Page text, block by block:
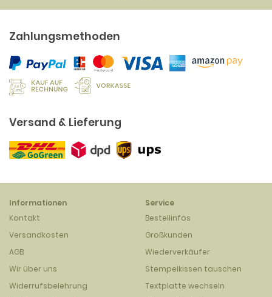
Zahlungsmethoden
Versand & Lieferung
Informationen
Kontakt
Versandkosten
AGB
Wir über uns
Widerrufsbelehrung
Service
Bestellinfos
Großkunden
Wiederverkäufer
Stempelkissen tauschen
Textplatte wechseln